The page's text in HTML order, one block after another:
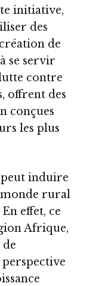
initiative,
des
de
se servir
contre
offrent des
conçues
les plus
induire
rural
effet, ce
Afrique,